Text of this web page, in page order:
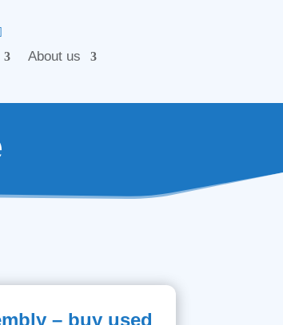
About us
– buy used